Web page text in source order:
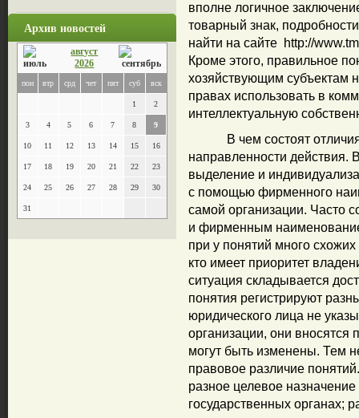
Архив новостей
август
2026
пон втр срд чет пят суб вск
1 2
3 4 5 6 7 8 9
10 11 12 13 14 15 16
17 18 19 20 21 22 23
24 25 26 27 28 29 30
31
вполне логичное
товарный знак,
найти на сайте http://
Кроме этого, правильное
хозяйствующим субъектам
правах использовать в
интеллектуальную
В чем состоят отличия
направленности действия.
выделение и
с помощью фирменного
самой организации. Часто
и фирменным
при у понятий много
кто имеет приоритет
ситуация складывается
понятия регистрируют
юридического лица не
организации, они
могут быть изменены. Тем
правовое различие
разное целевое
государственных органах;